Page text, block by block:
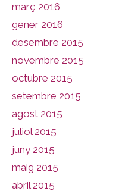
març 2016
gener 2016
desembre 2015
novembre 2015
octubre 2015
setembre 2015
agost 2015
juliol 2015
juny 2015
maig 2015
abril 2015